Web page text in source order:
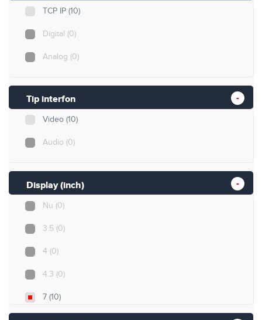
TCP IP (10)
Digital (0)
Analog (0)
Tip interfon
Video (10)
Audio (0)
Display (inch)
Nu (0)
3.5 (0)
4 (0)
4.3 (0)
7 (10)